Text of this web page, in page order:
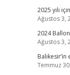
2025 yılı
Ağustos 3,
2024
Ağustos 3,
Temmuz